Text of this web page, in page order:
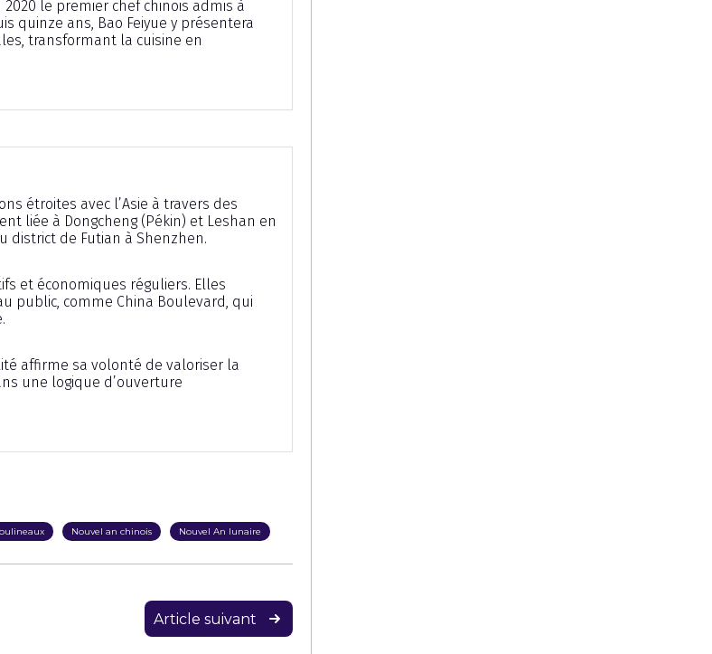
le premier chef chinois admis à
quinze ans, Bao Feiyue y présentera
transformant la cuisine en
étroites avec l’Asie à travers des
liée à Dongcheng (Pékin) et Leshan en
district de Futian à Shenzhen.
et économiques réguliers. Elles
public, comme China Boulevard, qui
affirme sa volonté de valoriser la
une logique d’ouverture
Nouvel an chinois Nouvel An lunaire
Article suivant